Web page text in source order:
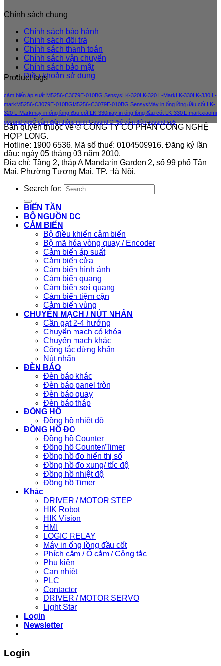
Chính sách chung
Chính sách bảo hành
Chính sách đổi trả
Chính sách thanh toán
Chính sách vận chuyển
Chính sách bảo mật
Điều khoản sử dung
Product tags
cảm biến áp suất M5256-C3079E-010BG Sensys LK-320 LK-320 L-Mark LK-330 LK-330 L-
markM5256-C3079E-010BGM5256-C3079E-010BG SensysMáy in ống lồng đầu cốt LK-
320 L-Markmáy in ống lồng đầu cốt LK-330máy in ống lồng đầu cốt LK-330 L-markxiaomi
gosund cp5Ổ cắm điện thông minh Gosund CP5ổ cắm điện gosund cp5
Bản quyền thuộc về © CÔNG TY CỔ PHẦN CÔNG NGHỆ
HỢP LONG.
Hotline: 1900 6536. Mã số thuế: 0104509916. Đăng ký lần
đầu: ngày 05 tháng 03 năm 2010.
Địa chỉ: Tầng 2, tháp A Mandarin Garden 2, số 99 phố Tân
Mai, Phường Tương Mai, TP. Hà Nội.
Search for:
BIẾN TẦN
BỘ NGUỒN DC
CẢM BIẾN
Bộ điều khiển cảm biến
Bộ mã hóa vòng quay / Encoder
Cảm biến áp suất
Cảm biến cửa
Cảm biến hình ảnh
Cảm biến quang
Cảm biến sợi quang
Cảm biến tiệm cận
Cảm biến vùng
CHUYỂN MẠCH / NÚT NHẤN
Cần gạt 2-4 hướng
Chuyển mạch có khóa
Chuyển mạch khác
Công tắc dừng khẩn
Nút nhấn
ĐÈN BÁO
Đèn báo khác
Đèn báo panel tròn
Đèn báo quay
Đèn báo tháp
ĐỒNG HỒ
Đồng hồ nhiệt độ
ĐỒNG HỒ ĐO
Đồng hồ Counter
Đồng hồ Counter/Timer
Đồng hồ đo hiển thị số
Đồng hồ đo xung/ tốc độ
Đồng hồ nhiệt độ
Đồng hồ Timer
Khác
DRIVER / MOTOR STEP
HIK Robot
HIK Vision
HMI
LOGIC RELAY
Máy in ống lồng đầu cốt
Phích cắm / Ổ cắm / Công tắc
Phụ kiện
Can nhiệt
PLC
Contactor
DRIVER / MOTOR SERVO
Light Star
Login
Newsletter
Login